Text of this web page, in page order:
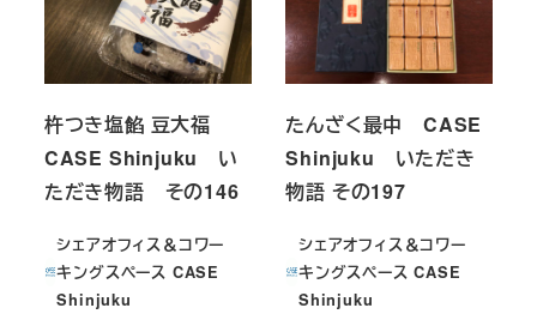
杵つき塩餡 豆大福
CASE Shinjuku い
ただき物語 その146
シェアオフィス＆コワー
キングスペース CASE
Shinjuku
たんざく最中 CASE
Shinjuku いただき
物語 その197
シェアオフィス＆コワー
キングスペース CASE
Shinjuku